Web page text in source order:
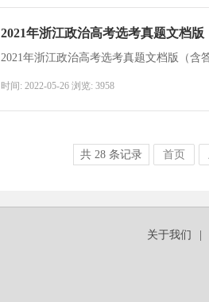
2021年浙江政治高考选考真题文档版
2021年浙江政治高考选考真题文档版（含
时间: 2022-05-26 浏览: 3958
共 28 条记录 首页
关于我们